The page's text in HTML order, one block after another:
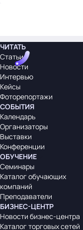
ЧИТАТЬ
Статьи
Новости
Интервью
Кейсы
Фоторепортажи
СОБЫТИЯ
Календарь
Организаторы
Выставки
Конференции
ОБУЧЕНИЕ
Семинары
Каталог обучающих
компаний
Преподаватели
БИЗНЕС-ЦЕНТР
Новости бизнес-центра
Каталог торговых сетей